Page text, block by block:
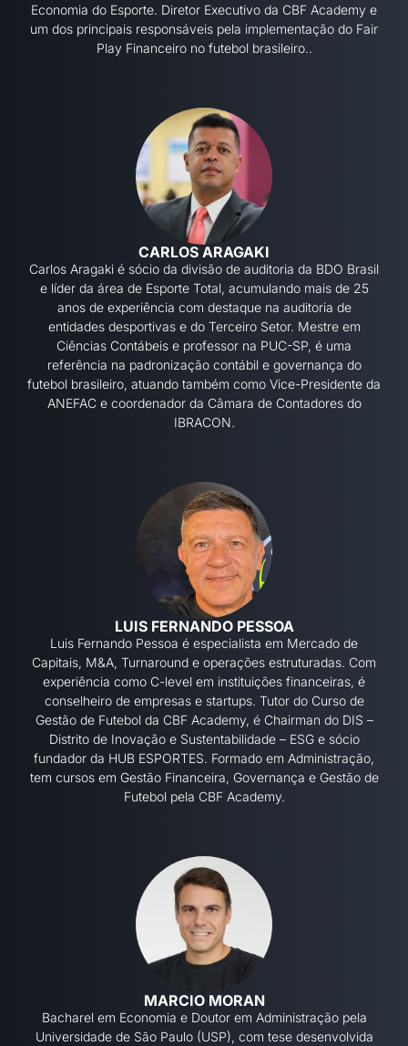
Economia do Esporte. Diretor Executivo da CBF Academy e
um dos principais responsáveis pela implementação do Fair
Play Financeiro no futebol brasileiro..
CARLOS ARAGAKI
Carlos Aragaki é sócio da divisão de auditoria da BDO Brasil
e líder da área de Esporte Total, acumulando mais de 25
anos de experiência com destaque na auditoria de
entidades desportivas e do Terceiro Setor. Mestre em
Ciências Contábeis e professor na PUC-SP, é uma
referência na padronização contábil e governança do
futebol brasileiro, atuando também como Vice-Presidente da
ANEFAC e coordenador da Câmara de Contadores do
IBRACON.
LUIS FERNANDO PESSOA
Luis Fernando Pessoa é especialista em Mercado de
Capitais, M&A, Turnaround e operações estruturadas. Com
experiência como C-level em instituições financeiras, é
conselheiro de empresas e startups. Tutor do Curso de
Gestão de Futebol da CBF Academy, é Chairman do DIS –
Distrito de Inovação e Sustentabilidade – ESG e sócio
fundador da HUB ESPORTES. Formado em Administração,
tem cursos em Gestão Financeira, Governança e Gestão de
Futebol pela CBF Academy.
MARCIO MORAN
Bacharel em Economia e Doutor em Administração pela
Universidade de São Paulo (USP), com tese desenvolvida